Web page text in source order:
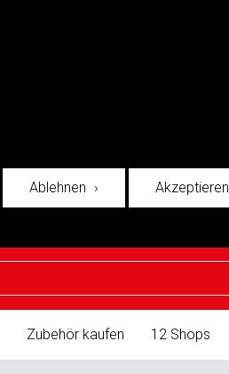
Ablehnen Akzeptieren
Zubehör kaufen 12 Shops